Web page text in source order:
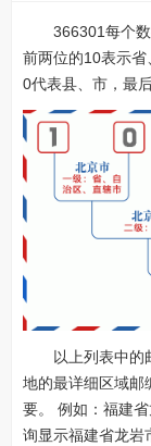
366301每个
前两位的10表示
0代表县、市，最
以上列表中的
地的最详细区域邮
要。 例如：福建
询显示福建省龙岩